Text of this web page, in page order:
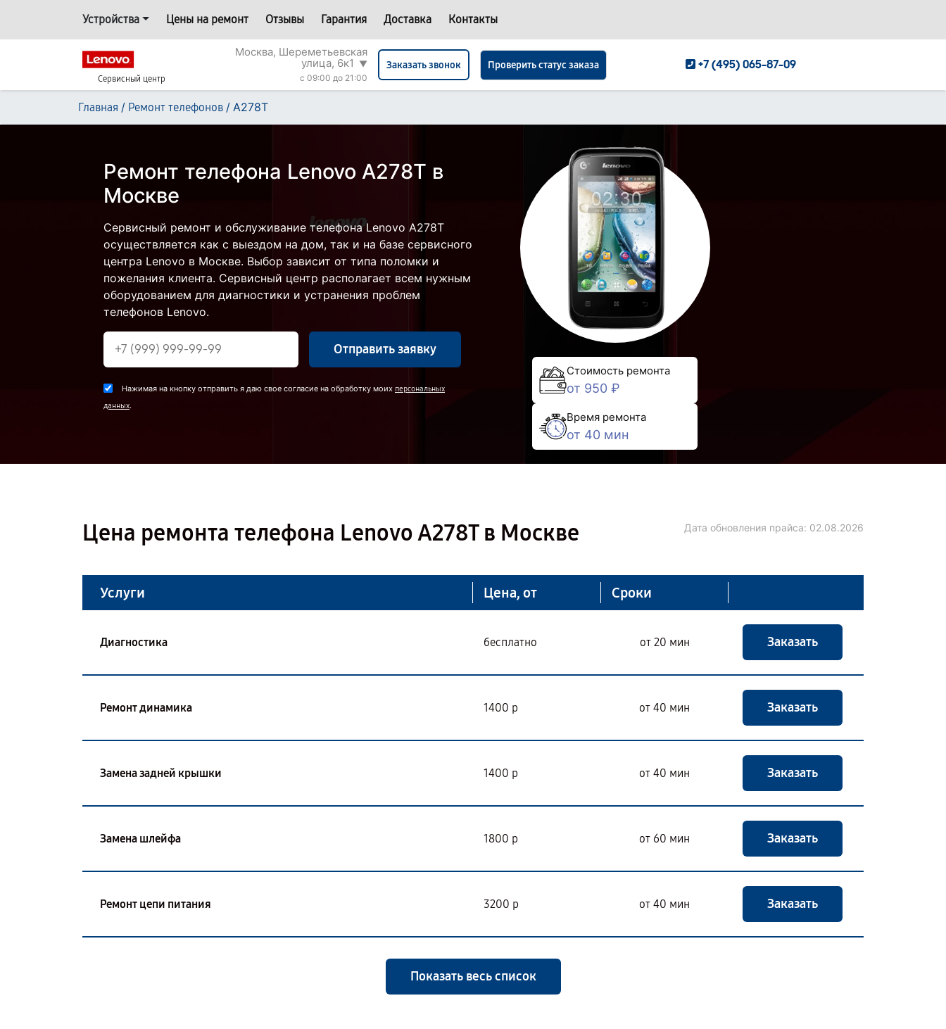
Устройства Цены на ремонт Отзывы Гарантия Доставка Контакты
Сервисный центр
Москва, Шереметьевская
улица, 6к1
▼
c 09:00 до 21:00
Заказать звонок Проверить статус заказа +7 (495) 065-87-09
Главная / Ремонт телефонов / A278T
Ремонт телефона Lenovo A278T в
Москве
Сервисный ремонт и обслуживание телефона Lenovo A278T
осуществляется как с выездом на дом, так и на базе сервисного
центра Lenovo в Москве. Выбор зависит от типа поломки и
пожелания клиента. Сервисный центр располагает всем нужным
оборудованием для диагностики и устранения проблем
телефонов Lenovo.
Отправить заявку
Нажимая на кнопку отправить я даю свое согласие на обработку моих персональных
данных.
Стоимость ремонта
от 950 ₽
Время ремонта
от 40 мин
Цена ремонта телефона Lenovo A278T в Москве Дата обновления прайса: 02.08.2026
Услуги Цена, от Сроки
Диагностика бесплатно от 20 мин Заказать
Ремонт динамика 1400 р от 40 мин Заказать
Замена задней крышки 1400 р от 40 мин Заказать
Замена шлейфа 1800 р от 60 мин Заказать
Ремонт цепи питания 3200 р от 40 мин Заказать
Показать весь список